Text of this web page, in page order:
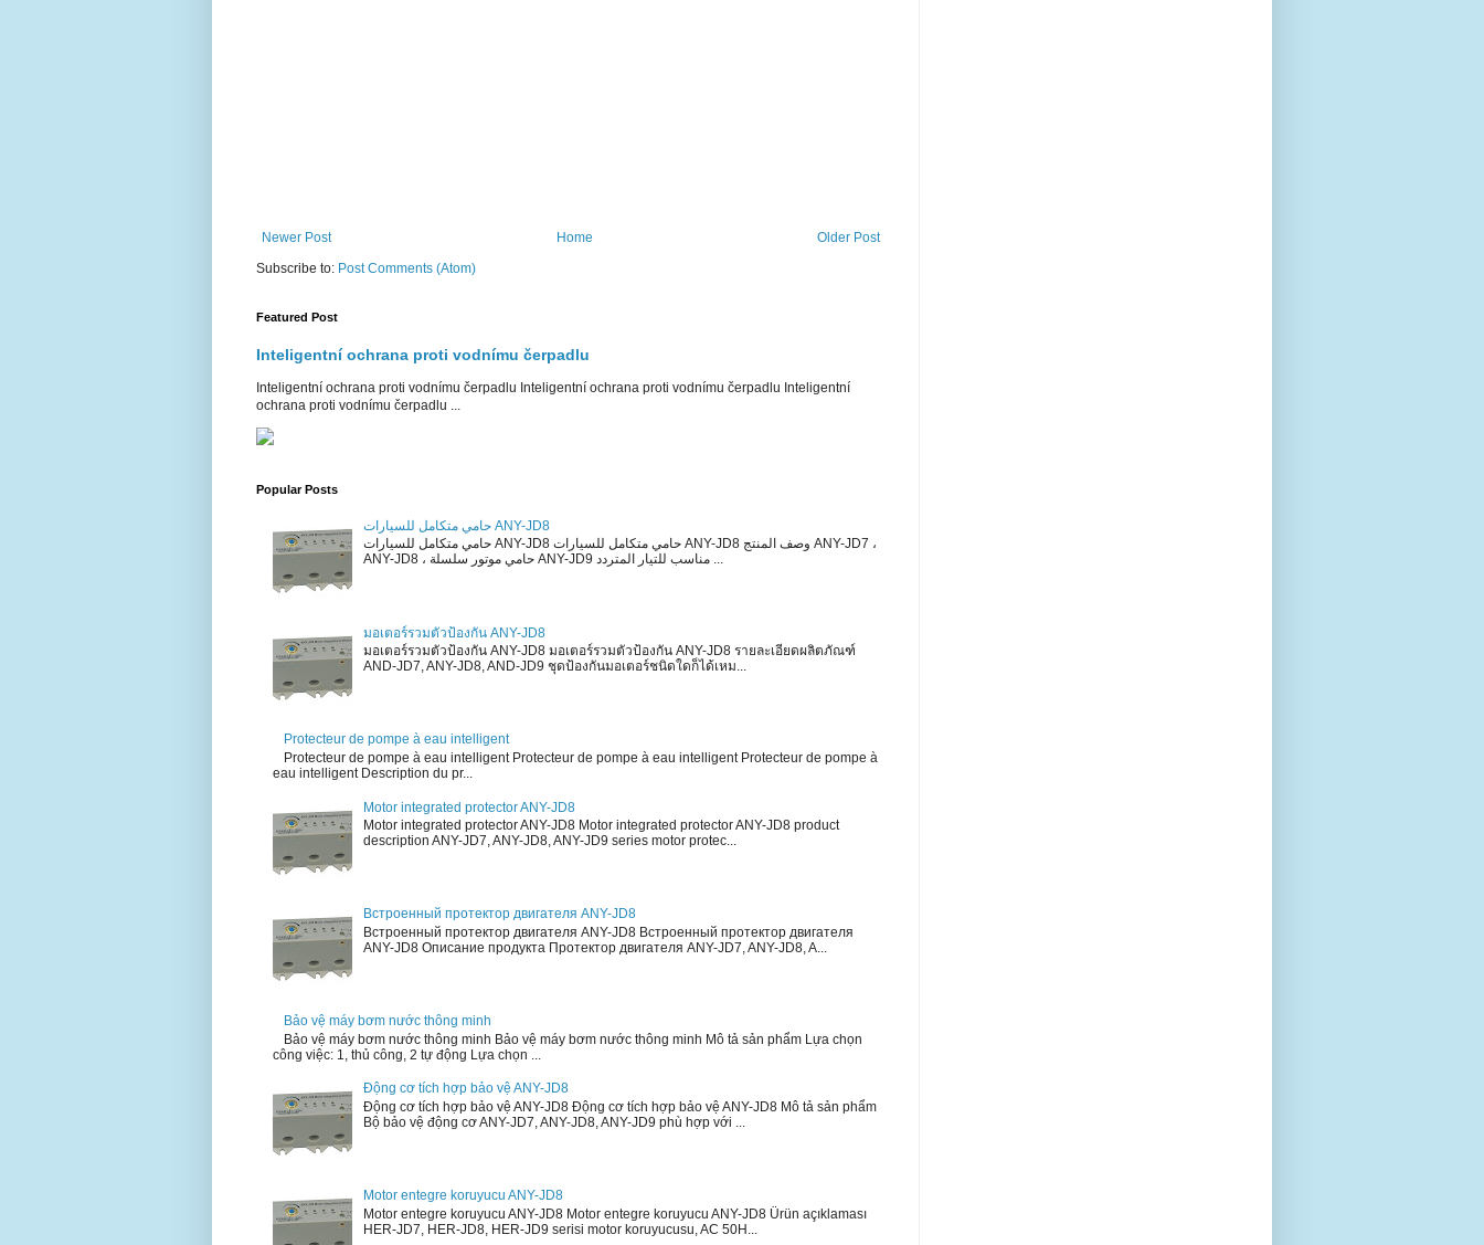
Newer Post Older Post
Home
Subscribe to: Post Comments (Atom)
Featured Post
Inteligentní ochrana proti vodnímu čerpadlu
Inteligentní ochrana proti vodnímu čerpadlu Inteligentní ochrana proti vodnímu čerpadlu Inteligentní
ochrana proti vodnímu čerpadlu ...
Popular Posts
حامي متكامل للسيارات ANY-JD8
حامي متكامل للسيارات ANY-JD8 حامي متكامل للسيارات ANY-JD8 وصف المنتج ANY-JD7 ،
ANY-JD8 ، حامي موتور سلسلة ANY-JD9 مناسب للتيار المتردد ...
มอเตอร์รวมตัวป้องกัน ANY-JD8
มอเตอร์รวมตัวป้องกัน ANY-JD8 มอเตอร์รวมตัวป้องกัน ANY-JD8 รายละเอียดผลิตภัณฑ์
AND-JD7, ANY-JD8, AND-JD9 ชุดป้องกันมอเตอร์ชนิดใดก็ได้เหม...
Protecteur de pompe à eau intelligent
Protecteur de pompe à eau intelligent Protecteur de pompe à eau intelligent Protecteur de pompe à
eau intelligent Description du pr...
Motor integrated protector ANY-JD8
Motor integrated protector ANY-JD8 Motor integrated protector ANY-JD8 product
description ANY-JD7, ANY-JD8, ANY-JD9 series motor protec...
Встроенный протектор двигателя ANY-JD8
Встроенный протектор двигателя ANY-JD8 Встроенный протектор двигателя
ANY-JD8 Описание продукта Протектор двигателя ANY-JD7, ANY-JD8, A...
Bảo vệ máy bơm nước thông minh
Bảo vệ máy bơm nước thông minh Bảo vệ máy bơm nước thông minh Mô tả sản phẩm Lựa chọn
công việc: 1, thủ công, 2 tự động Lựa chọn ...
Động cơ tích hợp bảo vệ ANY-JD8
Động cơ tích hợp bảo vệ ANY-JD8 Động cơ tích hợp bảo vệ ANY-JD8 Mô tả sản phẩm
Bộ bảo vệ động cơ ANY-JD7, ANY-JD8, ANY-JD9 phù hợp với ...
Motor entegre koruyucu ANY-JD8
Motor entegre koruyucu ANY-JD8 Motor entegre koruyucu ANY-JD8 Ürün açıklaması
HER-JD7, HER-JD8, HER-JD9 serisi motor koruyucusu, AC 50H...